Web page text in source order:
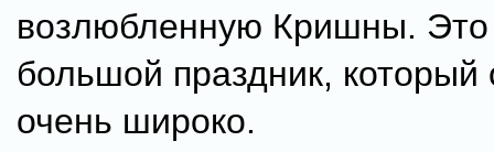
возлюбленную Кришны. Это
большой праздник, который
очень широко.